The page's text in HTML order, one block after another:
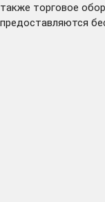
также торговое
предоставляются